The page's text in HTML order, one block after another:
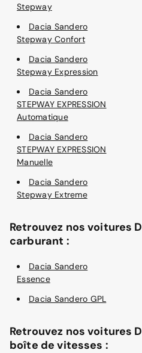
Stepway
Dacia Sandero
Stepway Confort
Dacia Sandero
Stepway Expression
Dacia Sandero
STEPWAY EXPRESSION
Automatique
Dacia Sandero
STEPWAY EXPRESSION
Manuelle
Dacia Sandero
Stepway Extreme
Retrouvez nos voitures
carburant :
Dacia Sandero
Essence
Dacia Sandero GPL
Retrouvez nos voitures
boîte de vitesses :